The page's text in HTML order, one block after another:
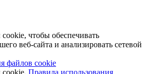
чтобы обеспечивать
веб-сайта и анализировать сетевой
файлов cookie
Правила использования